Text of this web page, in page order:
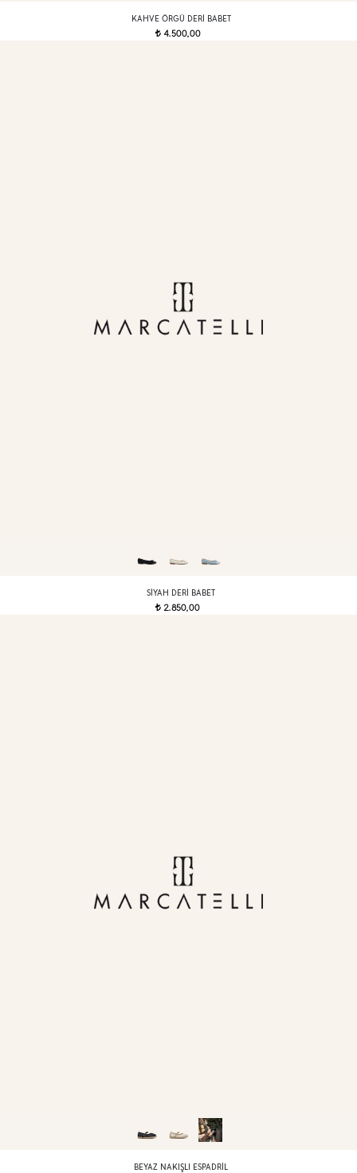
KAHVE ÖRGÜ DERI BABET
t4.500,00
SIYAH DERI BABET
t 2.850,00
BEYAZ NAKIŞLI ESPADRIL